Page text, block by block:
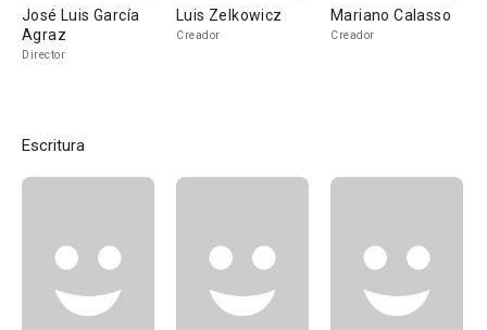
José Luis García
Agraz
Director
Luis Zelkowicz
Creador
Mariano Calasso
Creador
Escritura